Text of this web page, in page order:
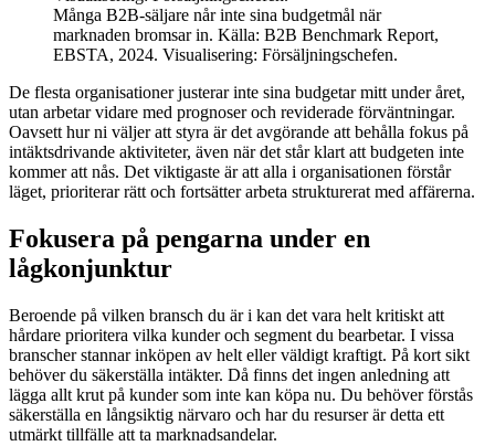
Många B2B-säljare når inte sina budgetmål när
marknaden bromsar in. Källa: B2B Benchmark Report,
EBSTA, 2024. Visualisering: Försäljningschefen.
De flesta organisationer justerar inte sina budgetar mitt under året,
utan arbetar vidare med prognoser och reviderade förväntningar.
Oavsett hur ni väljer att styra är det avgörande att behålla fokus på
intäktsdrivande aktiviteter, även när det står klart att budgeten inte
kommer att nås. Det viktigaste är att alla i organisationen förstår
läget, prioriterar rätt och fortsätter arbeta strukturerat med affärerna.
Fokusera på pengarna under en
lågkonjunktur
Beroende på vilken bransch du är i kan det vara helt kritiskt att
hårdare prioritera vilka kunder och segment du bearbetar. I vissa
branscher stannar inköpen av helt eller väldigt kraftigt. På kort sikt
behöver du säkerställa intäkter. Då finns det ingen anledning att
lägga allt krut på kunder som inte kan köpa nu. Du behöver förstås
säkerställa en långsiktig närvaro och har du resurser är detta ett
utmärkt tillfälle att ta marknadsandelar.